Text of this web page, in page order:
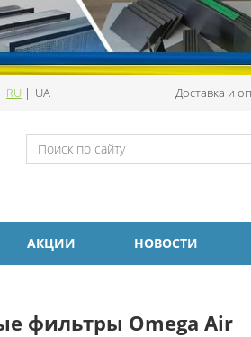
RU| UA Доставка и
АКЦИИ НОВОСТИ
фильтры Omega Air